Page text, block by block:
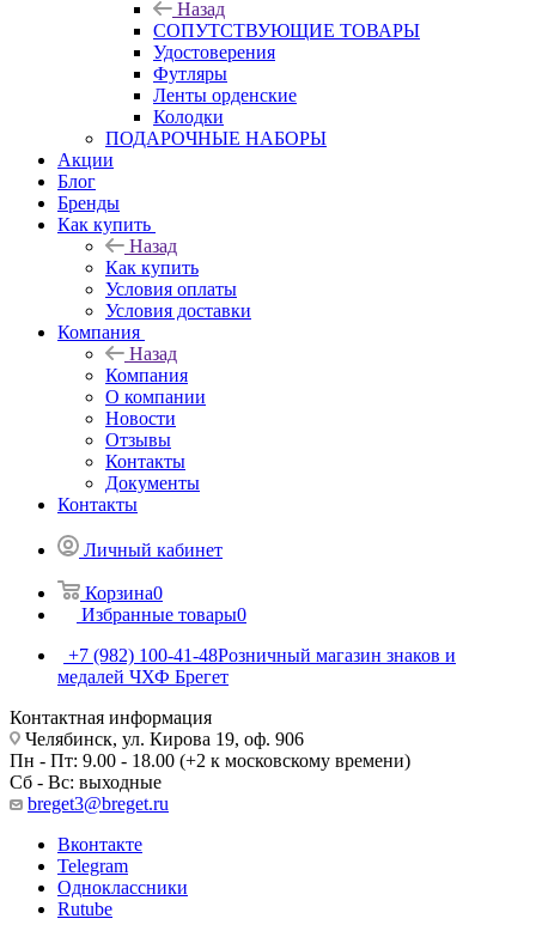
Назад
СОПУТСТВУЮЩИЕ ТОВАРЫ
Удостоверения
Футляры
Ленты орденские
Колодки
ПОДАРОЧНЫЕ НАБОРЫ
Акции
Блог
Бренды
Как купить
Назад
Как купить
Условия оплаты
Условия доставки
Компания
Назад
Компания
О компании
Новости
Отзывы
Контакты
Документы
Контакты
Личный кабинет
Корзина0
Избранные товары0
+7 (982) 100-41-48Розничный магазин знаков и
медалей ЧХФ Брегет
Контактная информация
Челябинск, ул. Кирова 19, оф. 906
Пн - Пт: 9.00 - 18.00 (+2 к московскому времени)
Сб - Вс: выходные
breget3@breget.ru
Вконтакте
Telegram
Одноклассники
Rutube